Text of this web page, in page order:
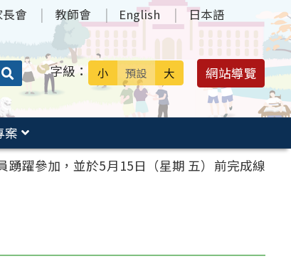
長會 教師會 English 日本語
搜
送出 字級： 小 預設 大 網站導覽
案
躍參加，並於5月15日（星期 五）前完成線